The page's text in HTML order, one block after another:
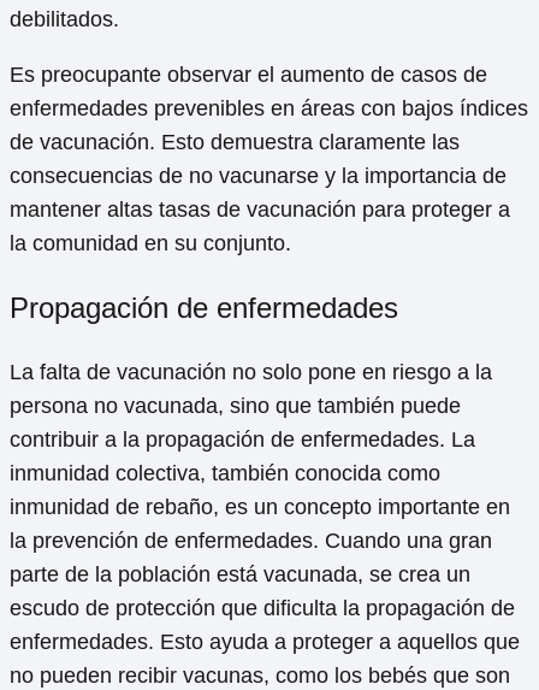
debilitados.
Es preocupante observar el aumento de casos de
enfermedades prevenibles en áreas con bajos índices
de vacunación. Esto demuestra claramente las
consecuencias de no vacunarse y la importancia de
mantener altas tasas de vacunación para proteger a
la comunidad en su conjunto.
Propagación de enfermedades
La falta de vacunación no solo pone en riesgo a la
persona no vacunada, sino que también puede
contribuir a la propagación de enfermedades. La
inmunidad colectiva, también conocida como
inmunidad de rebaño, es un concepto importante en
la prevención de enfermedades. Cuando una gran
parte de la población está vacunada, se crea un
escudo de protección que dificulta la propagación de
enfermedades. Esto ayuda a proteger a aquellos que
no pueden recibir vacunas, como los bebés que son